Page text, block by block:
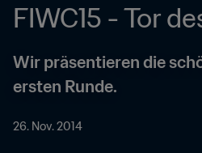
FIWC15 - Tor
Wir präsentieren die
ersten Runde.
26. Nov. 2014